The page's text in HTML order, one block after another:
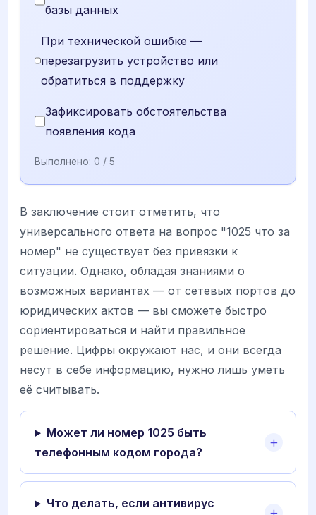
базы данных
При технической ошибке —
перезагрузить устройство или
обратиться в поддержку
Зафиксировать обстоятельства
появления кода
Выполнено: 0 / 5
В заключение стоит отметить, что
универсального ответа на вопрос "1025 что за
номер" не существует без привязки к
ситуации. Однако, обладая знаниями о
возможных вариантах — от сетевых портов до
юридических актов — вы сможете быстро
сориентироваться и найти правильное
решение. Цифры окружают нас, и они всегда
несут в себе информацию, нужно лишь уметь
её считывать.
Может ли номер 1025 быть
телефонным кодом города?
Что делать, если антивирус